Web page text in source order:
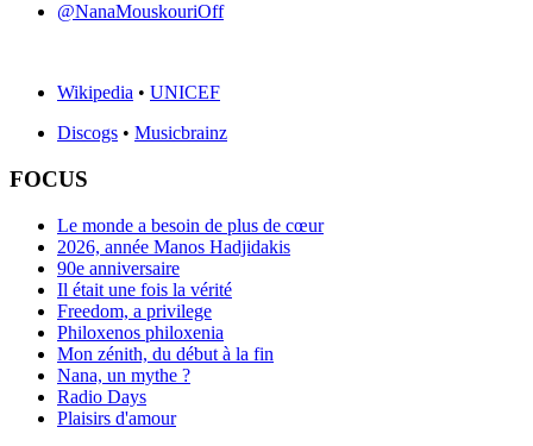
@NanaMouskouriOff
Wikipedia • UNICEF
Discogs • Musicbrainz
FOCUS
Le monde a besoin de plus de cœur
2026, année Manos Hadjidakis
90e anniversaire
Il était une fois la vérité
Freedom, a privilege
Philoxenos philoxenia
Mon zénith, du début à la fin
Nana, un mythe ?
Radio Days
Plaisirs d'amour